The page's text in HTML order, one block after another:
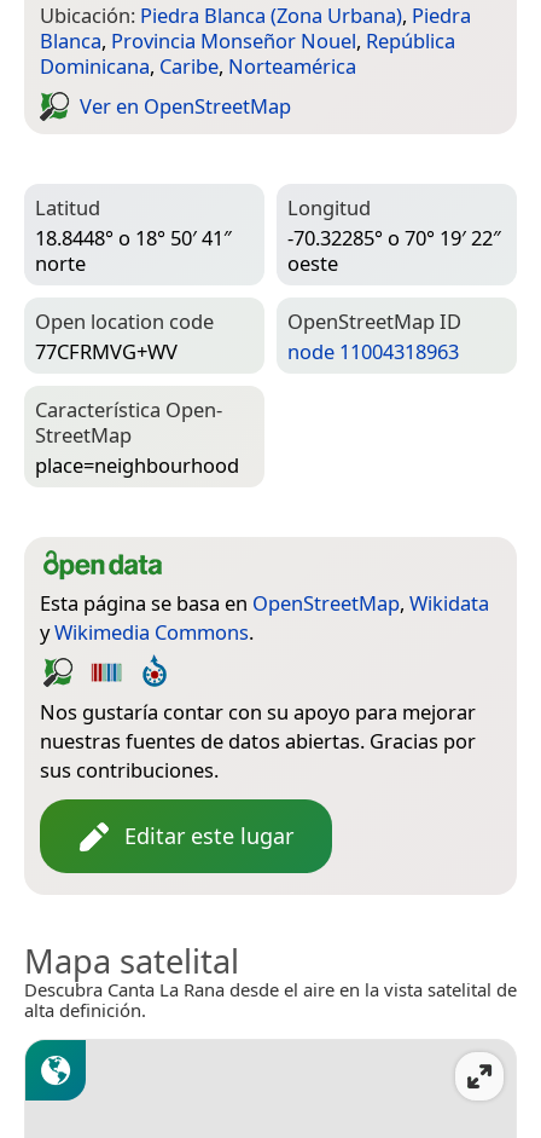
Ubicación: Piedra Blanca (Zona Urbana), Piedra
Blanca, Provincia Monseñor Nouel, República
Dominicana, Caribe, Norteamérica
Ver en Open­Street­Map
Latitud
18.8448° o 18° 50′ 41″
norte
Longitud
-70.32285° o 70° 19′ 22″
oeste
Open location code
77CFRMVG+WV
Open­Street­Map ID
node 11004318963
Característica Open­
Street­Map
place=­neighbourhood
Esta página se basa en OpenStreetMap, Wikidata
yWikimedia Commons.
Nos gustaría contar con su apoyo para mejorar
nuestras fuentes de datos abiertas. Gracias por
sus contribuciones.
Editar este lugar
Mapa satelital
Descubra Canta La Rana desde el aire en la vista satelital de
alta definición.